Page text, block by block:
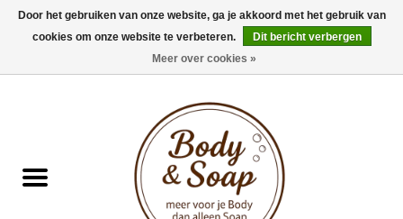
0 Artikelen - €0,00
Doucheproducten
Door het gebruiken van onze website, ga je akkoord met het gebruik van
cookies om onze website te verbeteren.
Dit bericht verbergen
Meer over cookies »